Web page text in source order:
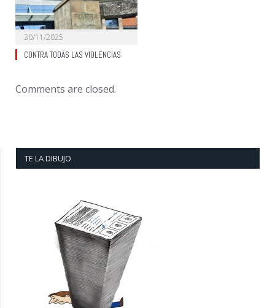
30/11/2025
CONTRA TODAS LAS VIOLENCIAS
Comments are closed.
TE LA DIBUJO